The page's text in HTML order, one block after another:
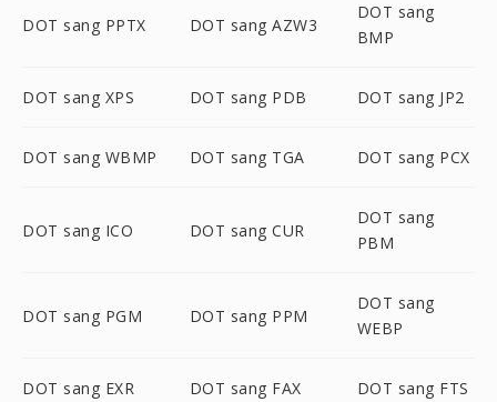
DOT sang PPTX DOT sang AZW3
DOT sang
BMP
DOT sang XPS DOT sang PDB DOT sang JP2
DOT sang WBMP DOT sang TGA DOT sang PCX
DOT sang ICO DOT sang CUR
DOT sang
PBM
DOT sang PGM DOT sang PPM
DOT sang
WEBP
DOT sang EXR DOT sang FAX DOT sang FTS